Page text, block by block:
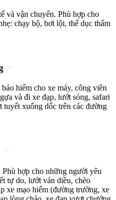
và vận chuyển. Phù hợp cho
chạy bộ, bơi lội, thể dục thẩm
hiểm cho xe máy, công viên
và đi xe đạp, lướt sóng, safari
tuyết xuống dốc trên các đường
hợp cho những người yêu
tự do, lướt ván diều, chèo
xe mạo hiểm (đường trường, xe